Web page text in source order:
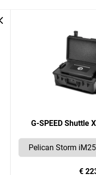
G-SPEED Shuttle
€